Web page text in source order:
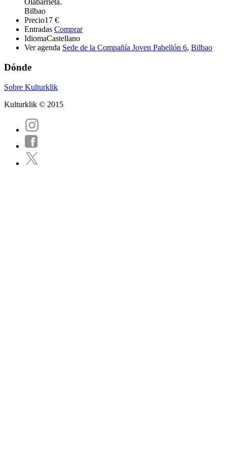
Olabarrieta.
Bilbao
Precio17 €
Entradas Comprar
IdiomaCastellano
Ver agenda Sede de la Compañía Joven Pabellón 6, Bilbao
Dónde
Sobre Kulturklik
Kulturklik © 2015